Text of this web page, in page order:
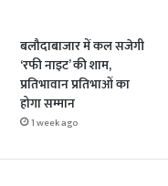
बलौदाबाजार में कल सजेगी
‘रफी नाइट’ की शाम,
प्रतिभावान प्रतिभाओं का
होगा सम्मान
1 week ago